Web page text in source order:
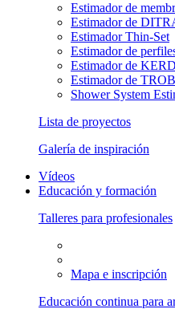
Estimador de
Estimador de
Estimador Thin-Set
Estimador de
Estimador de
Estimador de
Shower System
Lista de proyectos
Galería de inspiración
Vídeos
Educación y formación
Talleres para profesionales
Mapa e inscripción
Educación continua para